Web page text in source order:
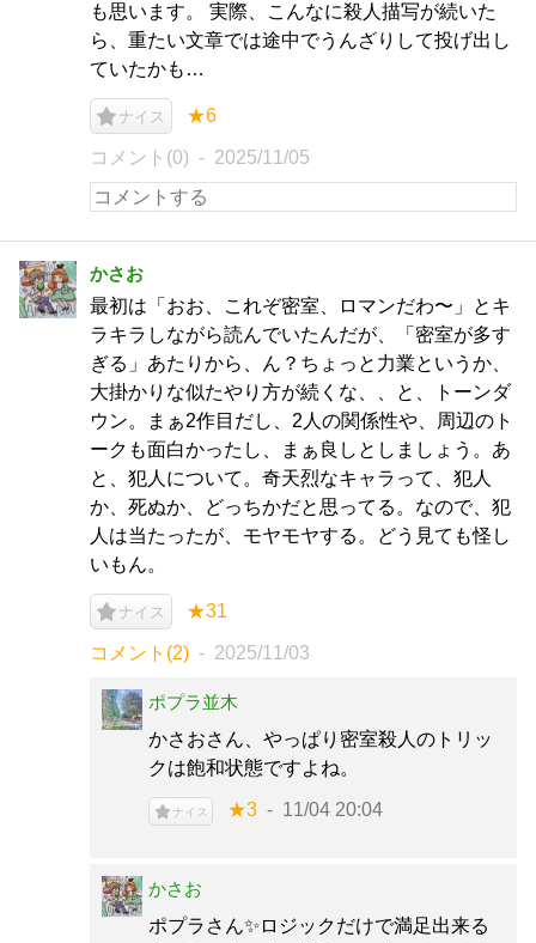
も思います。 実際、こんなに殺人描写が続いた
ら、重たい文章では途中でうんざりして投げ出し
ていたかも…
ナイス ★6
コメント(0) 2025/11/05
かさお
最初は「おお、これぞ密室、ロマンだわ〜」とキ
ラキラしながら読んでいたんだが、「密室が多す
ぎる」あたりから、ん？ちょっと力業というか、
大掛かりな似たやり方が続くな、、と、トーンダ
ウン。まぁ2作目だし、2人の関係性や、周辺のト
ークも面白かったし、まぁ良しとしましょう。あ
と、犯人について。奇天烈なキャラって、犯人
か、死ぬか、どっちかだと思ってる。なので、犯
人は当たったが、モヤモヤする。どう見ても怪し
いもん。
ナイス ★31
コメント(2) 2025/11/03
ポプラ並木
かさおさん、やっぱり密室殺人のトリッ
クは飽和状態ですよね。
ナイス ★3 11/04 20:04
かさお
ポプラさん✨ロジックだけで満足出来る